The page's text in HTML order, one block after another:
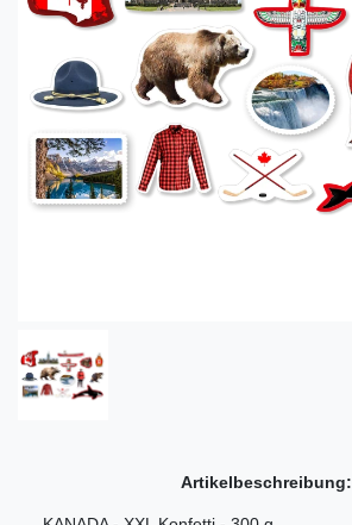
Artikelbeschreibung: